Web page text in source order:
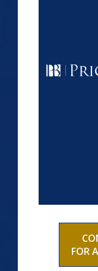
FOR A